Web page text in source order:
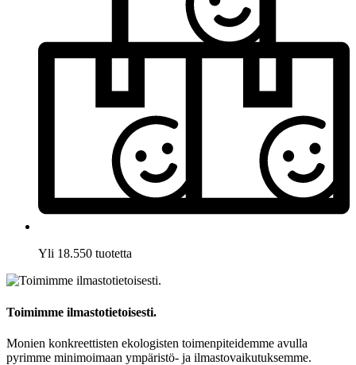
Yli 18.550 tuotetta
Toimimme ilmastotietoisesti.
Monien konkreettisten ekologisten toimenpiteidemme avulla
pyrimme minimoimaan ympäristö- ja ilmastovaikutuksemme.